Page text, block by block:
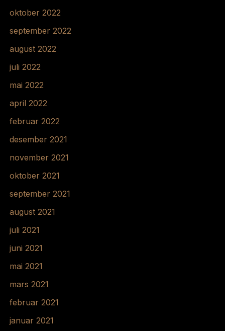
oktober 2022
september 2022
august 2022
juli 2022
mai 2022
april 2022
februar 2022
desember 2021
november 2021
oktober 2021
september 2021
august 2021
juli 2021
juni 2021
mai 2021
mars 2021
februar 2021
januar 2021